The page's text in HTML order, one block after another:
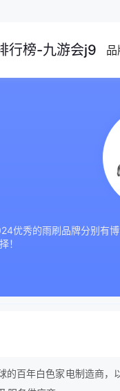
行榜-九游会j9
优秀的雨刷品牌分别
！
的百年白色家电制造商，